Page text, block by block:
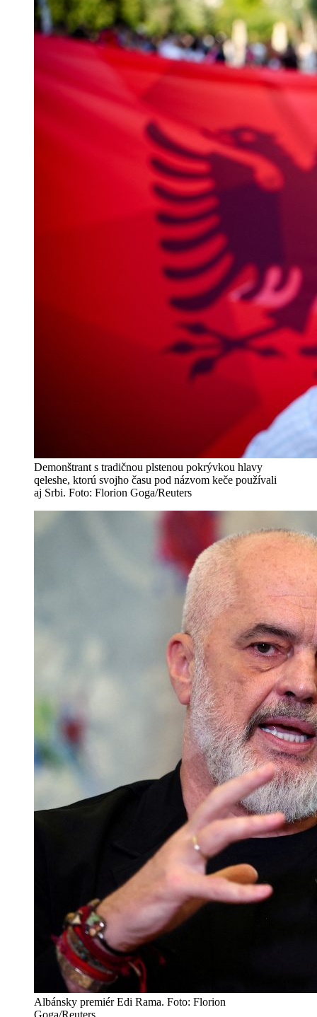
Demonštrant s tradičnou plstenou pokrývkou hlavy
qeleshe, ktorú svojho času pod názvom keče používali
aj Srbi. Foto: Florion Goga/Reuters
Albánsky premiér Edi Rama. Foto: Florion
Goga/Reuters